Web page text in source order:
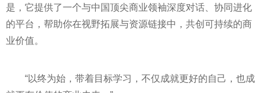
是，它提供了一个与中国顶尖商业领袖深度对话、协同进化
的平台，帮助你在视野拓展与资源链接中，共创可持续的商
业价值。
“以终为始，带着目标学习，不仅成就更好的自己，也成